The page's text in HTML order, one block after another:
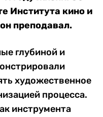
Института кино и
преподавал.
глубиной и
художественное
процесса.
инструмента